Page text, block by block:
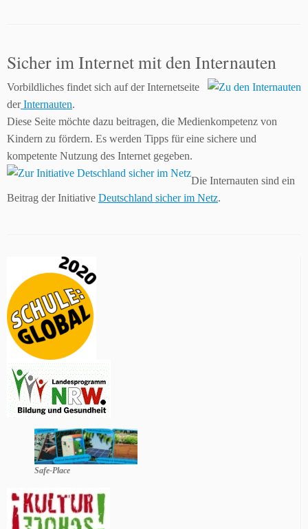
Sicher im Internet mit den Internauten
Vorbildliches findet sich auf der Internetseite
derInternauten.
Diese Seite möchte dazu beitragen, die Medienkompetenz von
Kindern zu fördern. Es werden Tipps für eine sichere und
kompetente Nutzung des Internet gegeben.
Die Internauten sind ein
Beitrag der Initiative Deutschland sicher im Netz.
Safe-Place